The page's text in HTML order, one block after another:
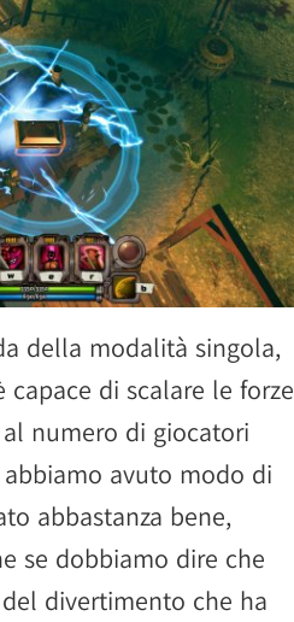
della modalità singola,
di scalare le forze
numero di giocatori
avuto modo di
abbastanza bene,
se dobbiamo dire che
divertimento che ha